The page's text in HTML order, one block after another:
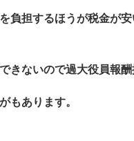
負担するほうが税金が
きないので過大役員報酬
もあります。